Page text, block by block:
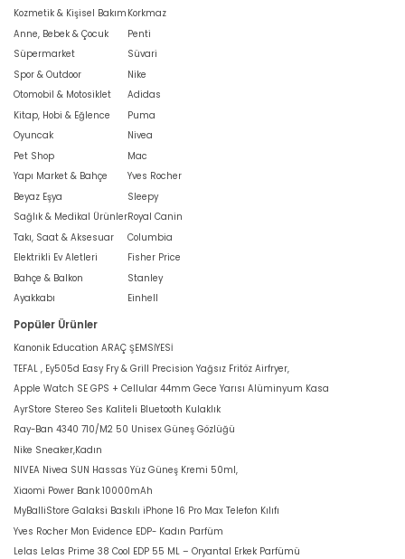
Kozmetik & Kişisel Bakım
Anne, Bebek & Çocuk
Süpermarket
Spor & Outdoor
Otomobil & Motosiklet
Kitap, Hobi & Eğlence
Oyuncak
Pet Shop
Yapı Market & Bahçe
Beyaz Eşya
Sağlık & Medikal Ürünler
Takı, Saat & Aksesuar
Elektrikli Ev Aletleri
Bahçe & Balkon
Ayakkabı
Korkmaz
Penti
Süvari
Nike
Adidas
Puma
Nivea
Mac
Yves Rocher
Sleepy
Royal Canin
Columbia
Fisher Price
Stanley
Einhell
Popüler Ürünler
Kanonik Education ARAÇ ŞEMSİYESİ
TEFAL , Ey505d Easy Fry & Grill Precision Yağsız Fritöz Airfryer,
Apple Watch SE GPS + Cellular 44mm Gece Yarısı Alüminyum Kasa
AyrStore Stereo Ses Kaliteli Bluetooth Kulaklık
Ray-Ban 4340 710/M2 50 Unisex Güneş Gözlüğü
Nike Sneaker,Kadın
NIVEA Nivea SUN Hassas Yüz Güneş Kremi 50ml,
Xiaomi Power Bank 10000mAh
MyBalliStore Galaksi Baskılı iPhone 16 Pro Max Telefon Kılıfı
Yves Rocher Mon Evidence EDP- Kadın Parfüm
Lelas Lelas Prime 38 Cool EDP 55 ML – Oryantal Erkek Parfümü